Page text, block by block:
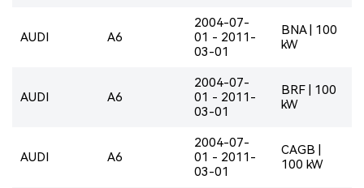
AUDI A6
2004-07-
01 - 2011-
03-01
BNA | 100
kW
AUDI A6
2004-07-
01 - 2011-
03-01
BRF | 100
kW
AUDI A6
2004-07-
01 - 2011-
03-01
CAGB |
100 kW